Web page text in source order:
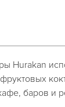
Hurakan
баров и